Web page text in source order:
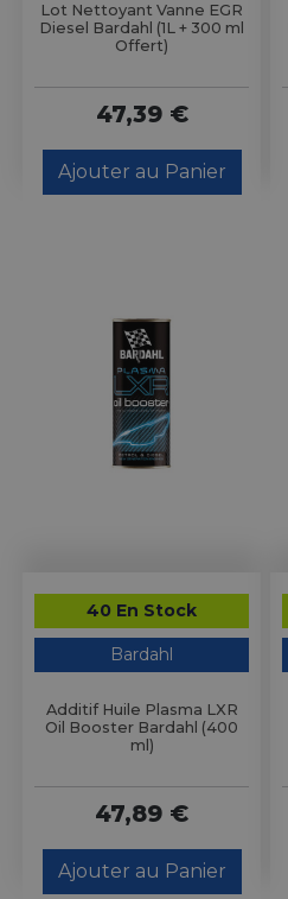
Lot Nettoyant Vanne EGR
Diesel Bardahl (1L + 300 ml
Offert)
47,39 €
Ajouter au Panier
40 En Stock
Bardahl
Additif Huile Plasma LXR
Oil Booster Bardahl (400
ml)
47,89 €
Ajouter au Panier